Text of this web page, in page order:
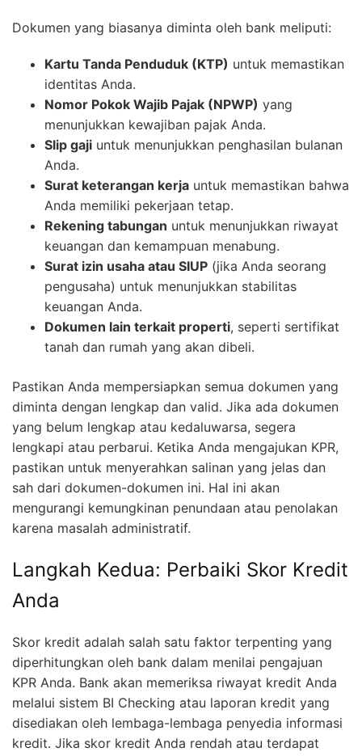
Dokumen yang biasanya diminta oleh bank meliputi:
Kartu Tanda Penduduk (KTP) untuk memastikan
identitas Anda.
Nomor Pokok Wajib Pajak (NPWP) yang
menunjukkan kewajiban pajak Anda.
Slip gaji untuk menunjukkan penghasilan bulanan
Anda.
Surat keterangan kerja untuk memastikan bahwa
Anda memiliki pekerjaan tetap.
Rekening tabungan untuk menunjukkan riwayat
keuangan dan kemampuan menabung.
Surat izin usaha atau SIUP (jika Anda seorang
pengusaha) untuk menunjukkan stabilitas
keuangan Anda.
Dokumen lain terkait properti, seperti sertifikat
tanah dan rumah yang akan dibeli.
Pastikan Anda mempersiapkan semua dokumen yang
diminta dengan lengkap dan valid. Jika ada dokumen
yang belum lengkap atau kedaluwarsa, segera
lengkapi atau perbarui. Ketika Anda mengajukan KPR,
pastikan untuk menyerahkan salinan yang jelas dan
sah dari dokumen-dokumen ini. Hal ini akan
mengurangi kemungkinan penundaan atau penolakan
karena masalah administratif.
Langkah Kedua: Perbaiki Skor Kredit
Anda
Skor kredit adalah salah satu faktor terpenting yang
diperhitungkan oleh bank dalam menilai pengajuan
KPR Anda. Bank akan memeriksa riwayat kredit Anda
melalui sistem BI Checking atau laporan kredit yang
disediakan oleh lembaga-lembaga penyedia informasi
kredit. Jika skor kredit Anda rendah atau terdapat